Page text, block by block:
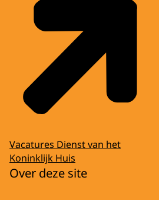
Vacatures Dienst van het
Koninklijk Huis
Over deze site